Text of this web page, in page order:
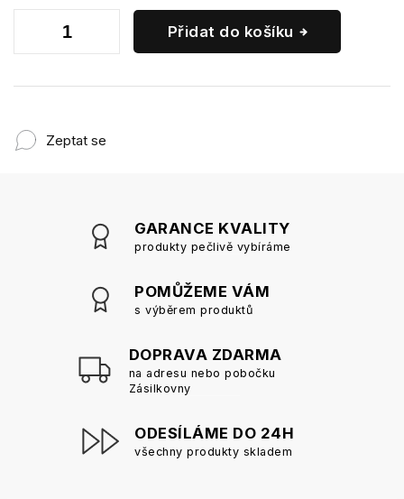
Přidat do košíku
Zeptat se
GARANCE KVALITY
produkty pečlivě vybíráme
POMŮŽEME VÁM
s výběrem produktů
DOPRAVA ZDARMA
na adresu nebo pobočku
Zásilkovny
ODESÍLÁME DO 24H
všechny produkty skladem